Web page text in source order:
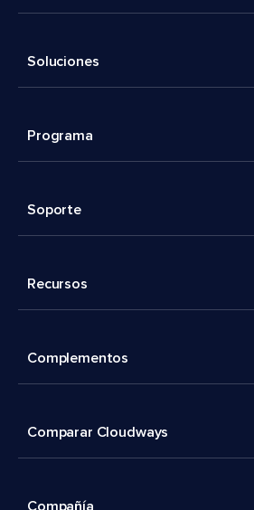
Soluciones
Programa
Soporte
Recursos
Complementos
Comparar Cloudways
Compañía